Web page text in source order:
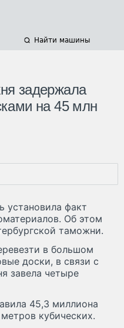
Найти машины
задержала
на 45 млн
установила факт
Об этом
таможни.
в большом
доски, в связи с
завела четыре
45,3 миллиона
кубических.